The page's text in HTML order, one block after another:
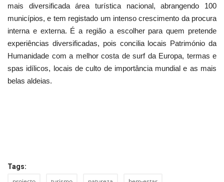
mais diversificada área turística nacional, abrangendo 100
municípios, e tem registado um intenso crescimento da procura
interna e externa. É a região a escolher para quem pretende
experiências diversificadas, pois concilia locais Património da
Humanidade com a melhor costa de surf da Europa, termas e
spas idílicos, locais de culto de importância mundial e as mais
belas aldeias.
Tags: